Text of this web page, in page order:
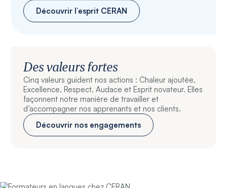
Découvrir l’esprit CERAN
Des valeurs fortes
Cinq valeurs guident nos actions : Chaleur ajoutée,
Excellence, Respect, Audace et Esprit novateur. Elles
façonnent notre manière de travailler et
d’accompagner nos apprenants et nos clients.
Découvrir nos engagements